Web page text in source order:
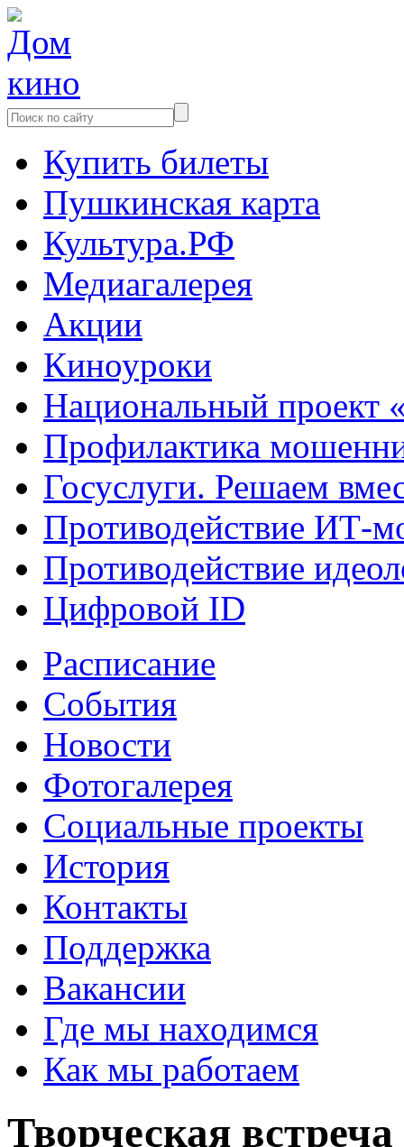
Купить билеты
Пушкинская карта
Культура.РФ
Медиагалерея
Акции
Киноуроки
Национальный проект
Профилактика
Госуслуги. Решаем
Противодействие ИТ-
Противодействие
Цифровой ID
Расписание
События
Новости
Фотогалерея
Социальные проекты
История
Контакты
Поддержка
Вакансии
Где мы находимся
Как мы работаем
Творческая